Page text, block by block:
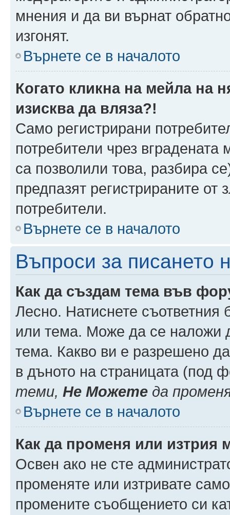
мнения и да ви върнат
изгонят.
Върнете се в началото
Когато кликна на мейла на
изисква да вляза?!
Само регистрирани
потребители чрез
са позволили това, разбира
предпазят регистрираните от
потребители.
Върнете се в началото
Въпроси за писането
Как да създам тема във
Лесно. Натиснете съответния
или тема. Може да се наложи
тема. Какво ви е разрешено
в дъното на страницата (под
теми, Не Можете да
Върнете се в началото
Как да променя или изтрия
Освен ако не сте
променяте или изтривате
промените съобщението си